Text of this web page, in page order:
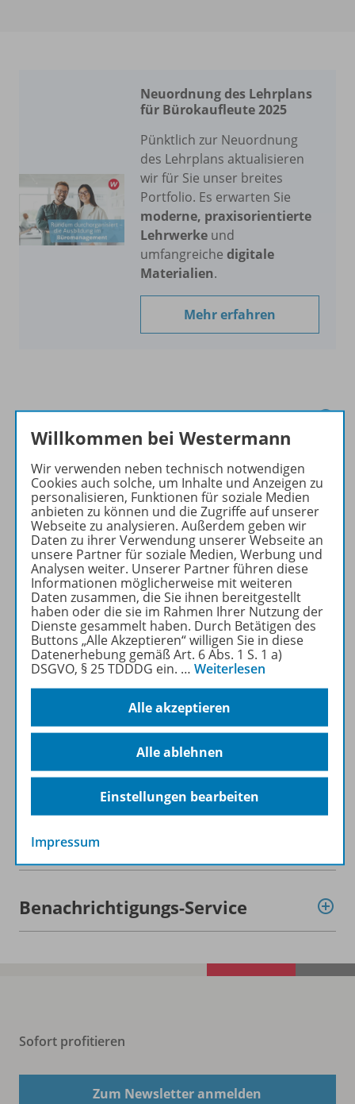
Neuordnung des Lehrplans
für Bürokaufleute 2025
Pünktlich zur Neuordnung
des Lehrplans aktualisieren
wir für Sie unser breites
Portfolio. Es erwarten Sie
moderne, praxisorientierte
Lehrwerke und
umfangreiche digitale
Materialien.
Mehr erfahren
Informationen
Hinweis für Lehrkräfte
Produkte der Reihe
Business English for the Office
Konzept
Ergänzende Materialien
Gratis für Sie!
Empfehlungen der Redaktion
Benachrichtigungs-Service
Sofort profitieren
Zum Newsletter anmelden
Willkommen bei Westermann
Wir verwenden neben technisch notwendigen
Cookies auch solche, um Inhalte und Anzeigen zu
personalisieren, Funktionen für soziale Medien
anbieten zu können und die Zugriffe auf unserer
Webseite zu analysieren. Außerdem geben wir
Daten zu ihrer Verwendung unserer Webseite an
unsere Partner für soziale Medien, Werbung und
Analysen weiter. Unserer Partner führen diese
Informationen möglicherweise mit weiteren
Daten zusammen, die Sie ihnen bereitgestellt
haben oder die sie im Rahmen Ihrer Nutzung der
Dienste gesammelt haben. Durch Betätigen des
Buttons „Alle Akzeptieren“ willigen Sie in diese
Datenerhebung gemäß Art. 6 Abs. 1 S. 1 a)
DSGVO, § 25 TDDDG ein. … Weiterlesen
Alle akzeptieren
Alle ablehnen
Einstellungen bearbeiten
Impressum